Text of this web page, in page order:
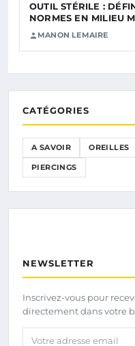
OUTIL STÉRILE :
NORMES EN MILIEU
MANON LEMAIRE
CATÉGORIES
A SAVOIR OREILLES
PIERCINGS
NEWSLETTER
Inscrivez-vous pour
directement dans votre
Votre adresse email